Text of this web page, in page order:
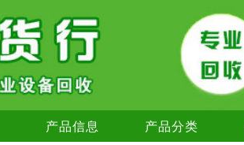
产品信息 产品分类